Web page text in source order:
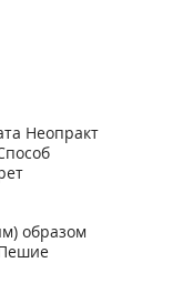
Неопракт
образом